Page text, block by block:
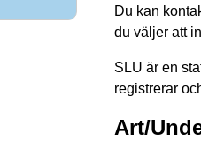
Du kan
du väljer att
SLU är en
registrerar
Art/